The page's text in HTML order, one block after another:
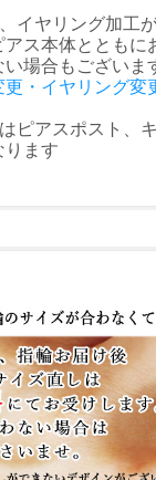
イヤリング加工が
ス本体とともに
場合もございま
更・イヤリング変
ピアスポスト、
ります